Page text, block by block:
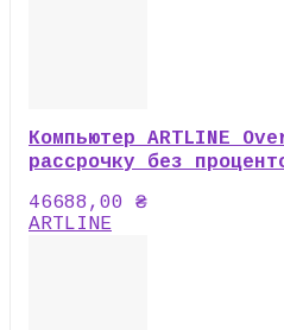
Компьютер ARTLINE
рассрочку без
46688,00 ₴
ARTLINE